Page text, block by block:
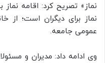
نماز» تصریح کرد: اقامه
نماز برای دیگران است؛ از
عمومی جامعه.
وی ادامه داد: مدیران و